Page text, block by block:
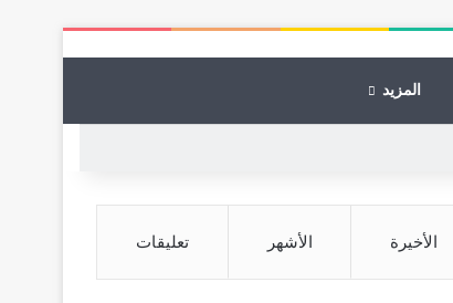
المزيد
الأخيرة الأشهر تعليقات